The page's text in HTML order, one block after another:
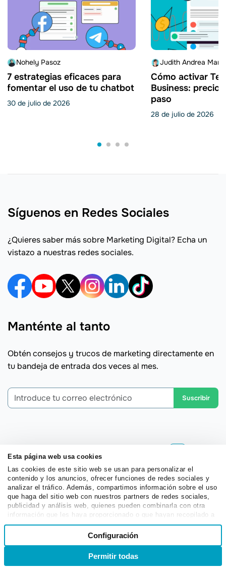
Esta página web usa cookies
Las cookies de este sitio web se usan para personalizar el
contenido y los anuncios, ofrecer funciones de redes sociales y
analizar el tráfico. Además, compartimos información sobre el uso
que haga del sitio web con nuestros partners de redes sociales,
publicidad y análisis web, quienes pueden combinarla con otra
información que les haya proporcionado o que hayan recopilado a
partir del uso que haya hecho de sus servicios.
Selección
consentimiento
Preferencias
Configuración
Permitir todas
Nohely Pasoz
7 estrategias eficaces para
fomentar el uso de tu chatbot
30 de julio de 2026
Judith Andrea
Cómo activar
Business: precio
paso
28 de julio de 2026
Síguenos en Redes Sociales
¿Quieres saber más sobre Marketing Digital? Echa un
vistazo a nuestras redes sociales.
Manténte al tanto
Obtén consejos y trucos de marketing directamente en
tu bandeja de entrada dos veces al mes.
Suscribir
SendPulse Knowledge Base
Cómo interactuar con los visitantes de tu sitio web a
través del chat ...
Cómo crear un chat en vivo
Cómo crear un flujo de chat en vivo automatizado
para tu sitio web ...
Cómo generar un flujo de chatbot utilizando OpenAI